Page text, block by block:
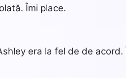
Îmi place.
era la fel de de